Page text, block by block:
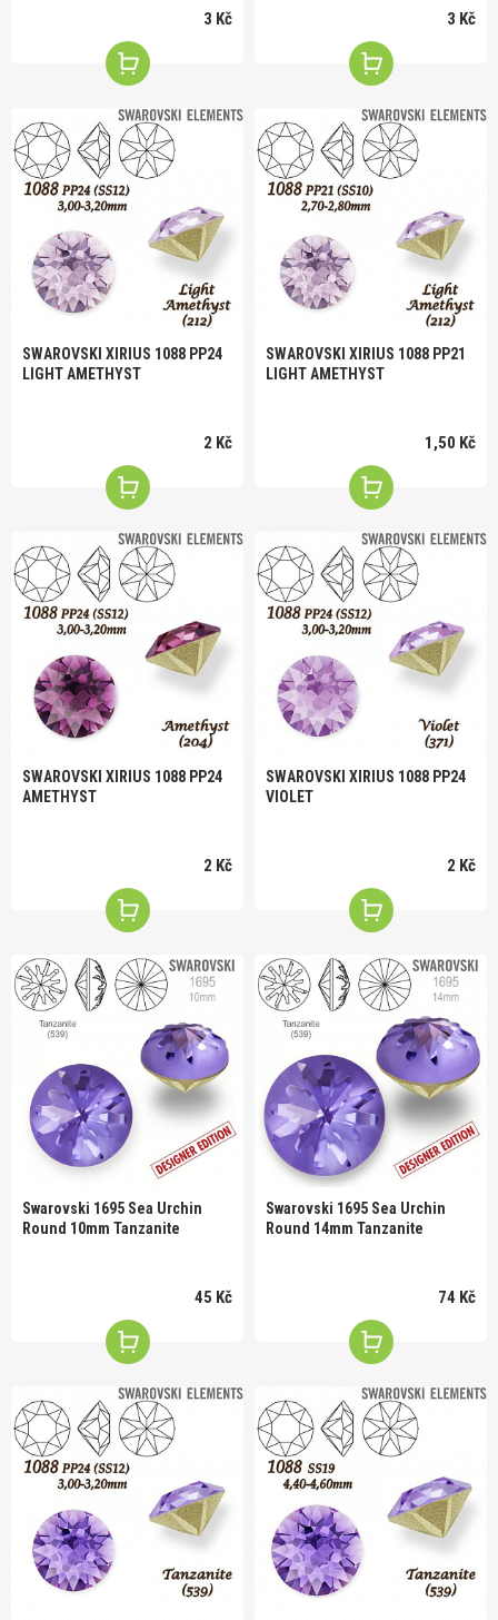
3 Kč 3 Kč
SWAROVSKI XIRIUS 1088 PP24
LIGHT AMETHYST
2 Kč
SWAROVSKI XIRIUS 1088 PP21
LIGHT AMETHYST
1,50 Kč
SWAROVSKI XIRIUS 1088 PP24
AMETHYST
2 Kč
SWAROVSKI XIRIUS 1088 PP24
VIOLET
2 Kč
Swarovski 1695 Sea Urchin
Round 10mm Tanzanite
45 Kč
Swarovski 1695 Sea Urchin
Round 14mm Tanzanite
74 Kč